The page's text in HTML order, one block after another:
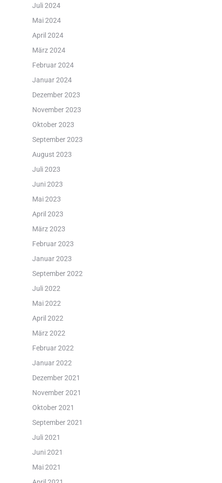
Juli 2024
Mai 2024
April 2024
März 2024
Februar 2024
Januar 2024
Dezember 2023
November 2023
Oktober 2023
September 2023
August 2023
Juli 2023
Juni 2023
Mai 2023
April 2023
März 2023
Februar 2023
Januar 2023
September 2022
Juli 2022
Mai 2022
April 2022
März 2022
Februar 2022
Januar 2022
Dezember 2021
November 2021
Oktober 2021
September 2021
Juli 2021
Juni 2021
Mai 2021